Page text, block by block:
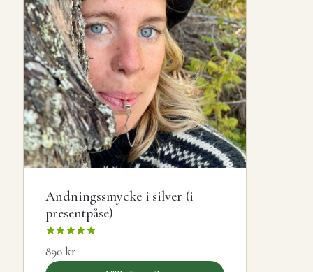
Andningssmycke i silver (i
presentpåse)
890kr